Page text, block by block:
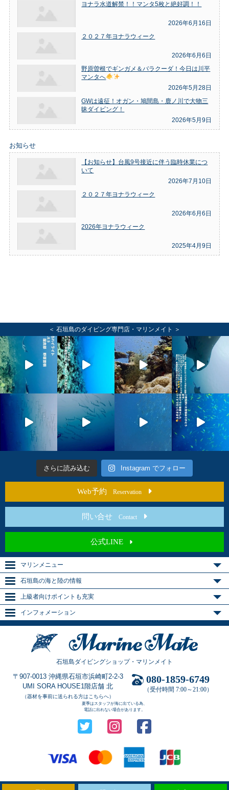
ヨナラ水道解禁！！マンタ5枚と絶好調！！
2026年6月16日
２０２７年ヨナラウィーク
2026年6月6日
野原曽根でギンガメ＆バラクーダ！今日は川平
マンタへ
2026年5月28日
GWは遠征！オガン・鳩間島・鹿ノ川で大物三
昧ダイビング！
2026年5月9日
お知らせ
【お知らせ】台風9号接近に伴う臨時休業につ
いて
2026年7月10日
２０２７年ヨナラウィーク
2026年6月6日
2026年ヨナラウィーク
2025年4月9日
＜ 石垣島のダイビング専門店・マリンメイト ＞
さらに読み込む Instagram でフォロー
Web予約 Reservation
問い合せ Contact
公式LINE
マリンメニュー
石垣島の海と陸の情報
上級者向けポイントも充実
インフォメーション
石垣島ダイビングショップ・マリンメイト
〒907-0013 沖縄県石垣市浜崎町2-2-3
UMI SORA HOUSE1階店舗 北
（器材を事前に送られる方はこちらへ）
080-1859-6749
（受付時間 7:00～21:00）
夏季はスタッフが海に出ている為、
電話に出れない場合があります。